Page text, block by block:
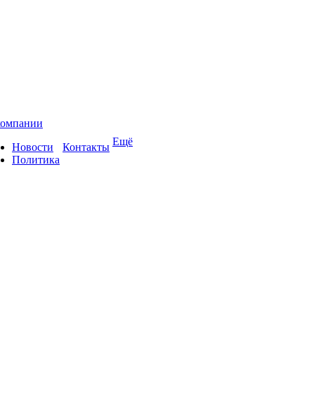
Новости
Политика
Контакты Ещё